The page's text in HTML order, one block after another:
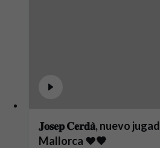
𝐉𝐨𝐬𝐞𝐩 𝐂𝐞𝐫𝐝𝐚̀, nuevo
Mallorca ❤️🖤